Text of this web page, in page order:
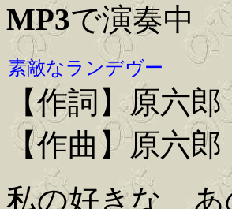
MP3で演奏中
素敵なランデヴー
【作詞】原六郎
【作曲】原六郎
私の好きな あ